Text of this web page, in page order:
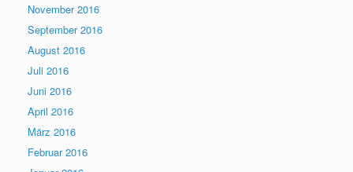
November 2016
September 2016
August 2016
Juli 2016
Juni 2016
April 2016
März 2016
Februar 2016